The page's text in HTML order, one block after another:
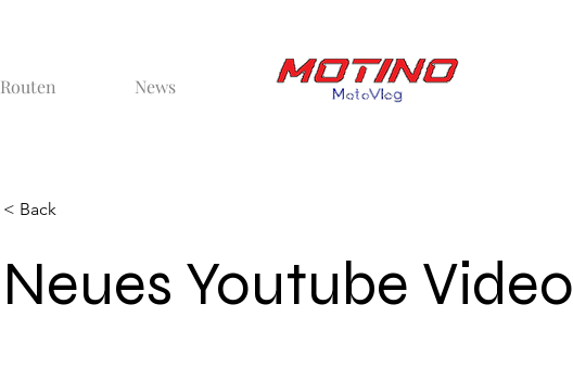
Routen News
< Back
Neues Youtube Video